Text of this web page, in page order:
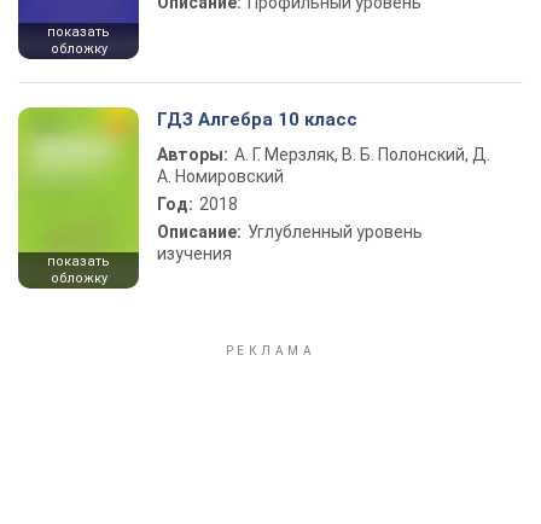
показать
обложку
показать
обложку
ГДЗ Алгебра 10 класс
Авторы: А. Г. Мерзляк, В. Б. Полонский, Д.
А. Номировский
Год: 2018
Описание: Углубленный уровень
изучения